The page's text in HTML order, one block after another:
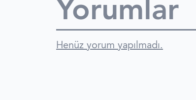
Yorumlar
Henüz yorum yapılmadı.